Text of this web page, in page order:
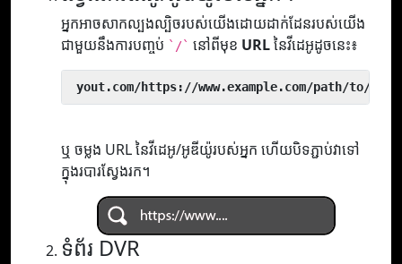
អ្នកអាចសាកល្បងល្បិចរបស់យើងដោយដាក់ដែនរបស់យើង
ជាមួយនឹងការបញ្ចប់ `/` នៅពីមុខ URLនៃវីដេអូដូចនេះ៖
yout.com/https://www.example.com/path/to/
ឬ ចម្លង URL នៃវីដេអូ/អូឌីយ៉ូរបស់អ្នក ហើយបិទភ្ជាប់វាទៅ
ក្នុងរបារស្វែងរក។
ទំព័រ DVR